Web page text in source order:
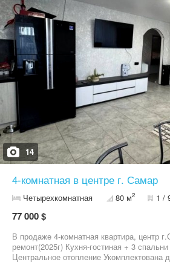
14
4-комнатная в центре г. Самар
Четырехкомнатная 80 м2 1 /
77 000 $
В продаже 4-комнатная квартира, центр
ремонт(2025г) Кухня-гостиная + 3
Центральное отопление Укомплектована